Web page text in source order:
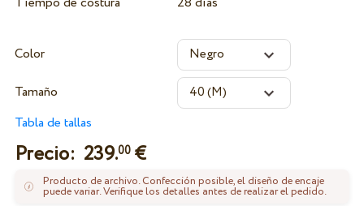
Color
Tamaño
Tabla de tallas
Precio: 239.00€
Producto de archivo. Confección posible, el diseño de encaje
puede variar. Verifique los detalles antes de realizar el pedido.